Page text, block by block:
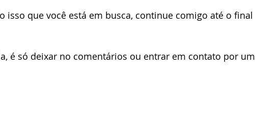
isso que você está em busca, continue comigo até o final
é só deixar no comentários ou entrar em contato por um